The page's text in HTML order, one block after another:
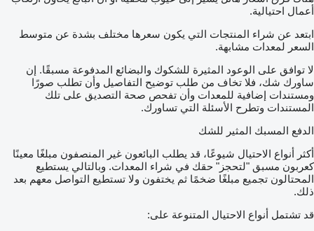
أعمال احتيالية.
ابتعد عن شراء المنتجات التي يكون سعرها مختلف بشدة عن متوسط
السعر لمعدات مشابهة.
لا توافق على الوعود المثيرة للشكوك والبضائع المدفوعة مسبقًا. إن
ساورك شك، فلا تخاف من طلب توضيح التفاصيل وأن تطلب صورًا
ومستندات إضافية للمعدات وأن تفحص صحة التصديق على تلك
المستندات وتطرح الأسئلة التي تساورك.
الدفع المسبك المثير للشك
أكثر أنواع الاحتيال شيوعًا، قد يطلب البائعون غير المنصفون مبلغًا معينًا
كعربون مسبق "لتحجز" حقك في شراء المعدات. وبالتالي يستطيع
المحتالون تجميع مبلغًا ضخمًا ثم يختفون ولا تستطيع التواصل معهم بعد
ذلك.
قد تشتمل أنواع الاحتيال المتنوعة على: